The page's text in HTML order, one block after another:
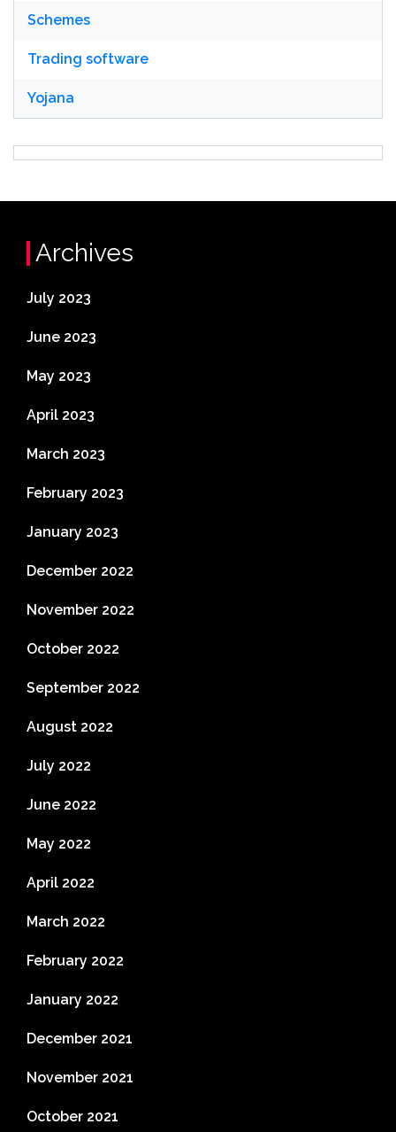
Schemes
Trading software
Yojana
Archives
July 2023
June 2023
May 2023
April 2023
March 2023
February 2023
January 2023
December 2022
November 2022
October 2022
September 2022
August 2022
July 2022
June 2022
May 2022
April 2022
March 2022
February 2022
January 2022
December 2021
November 2021
October 2021